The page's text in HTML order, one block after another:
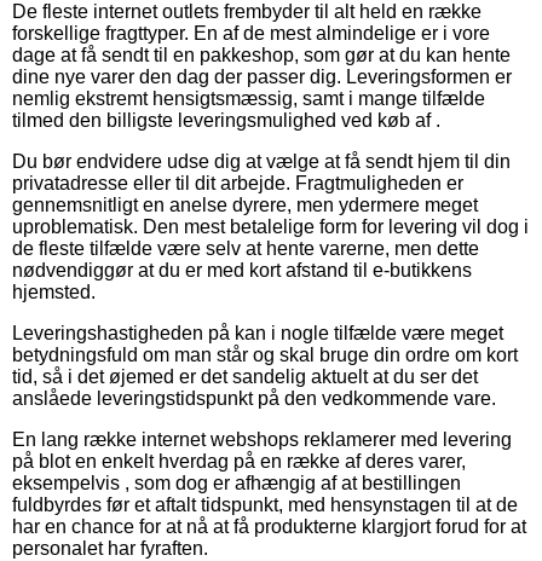
De fleste internet outlets frembyder til alt held en række
forskellige fragttyper. En af de mest almindelige er i vore
dage at få sendt til en pakkeshop, som gør at du kan hente
dine nye varer den dag der passer dig. Leveringsformen er
nemlig ekstremt hensigtsmæssig, samt i mange tilfælde
tilmed den billigste leveringsmulighed ved køb af .
Du bør endvidere udse dig at vælge at få sendt hjem til din
privatadresse eller til dit arbejde. Fragtmuligheden er
gennemsnitligt en anelse dyrere, men ydermere meget
uproblematisk. Den mest betalelige form for levering vil dog i
de fleste tilfælde være selv at hente varerne, men dette
nødvendiggør at du er med kort afstand til e-butikkens
hjemsted.
Leveringshastigheden på kan i nogle tilfælde være meget
betydningsfuld om man står og skal bruge din ordre om kort
tid, så i det øjemed er det sandelig aktuelt at du ser det
anslåede leveringstidspunkt på den vedkommende vare.
En lang række internet webshops reklamerer med levering
på blot en enkelt hverdag på en række af deres varer,
eksempelvis , som dog er afhængig af at bestillingen
fuldbyrdes før et aftalt tidspunkt, med hensynstagen til at de
har en chance for at nå at få produkterne klargjort forud for at
personalet har fyraften.